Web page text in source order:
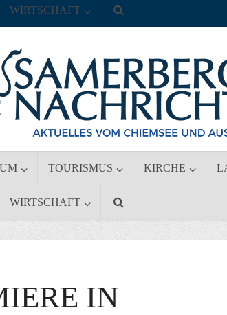
TOURISMUS KIRCHE
WIRTSCHAFT
WIRTSCHAFT
IN